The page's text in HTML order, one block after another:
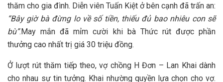
thăm cho gia đình. Diễn viên Tuấn Kiệt ở bên cạnh đã trấn an:
“Bây giờ bà đừng lo về số tiền, thiếu đủ bao nhiêu con sẽ
bù”.May mắn đã mỉm cười khi bà Thức rút được phần
thưởng cao nhất trị giá 30 triệu đồng.
Ở lượt rút thăm tiếp theo, vợ chồng H Đơn – Lan Khai dành
cho nhau sự tin tưởng. Khai nhường quyền lựa chọn cho vợ.